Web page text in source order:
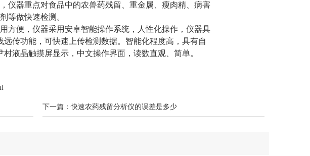
仪器重点对食品中的农兽药残留、重金属、瘦肉精、病害
等做快速检测。
方便，仪器采用安卓智能操作系统，人性化操作，仪器具
远传功能，可快速上传检测数据。智能化程度高，具有自
液晶触摸屏显示，中文操作界面，读数直观、简单。
下一篇：快速农药残留分析仪的误差是多少